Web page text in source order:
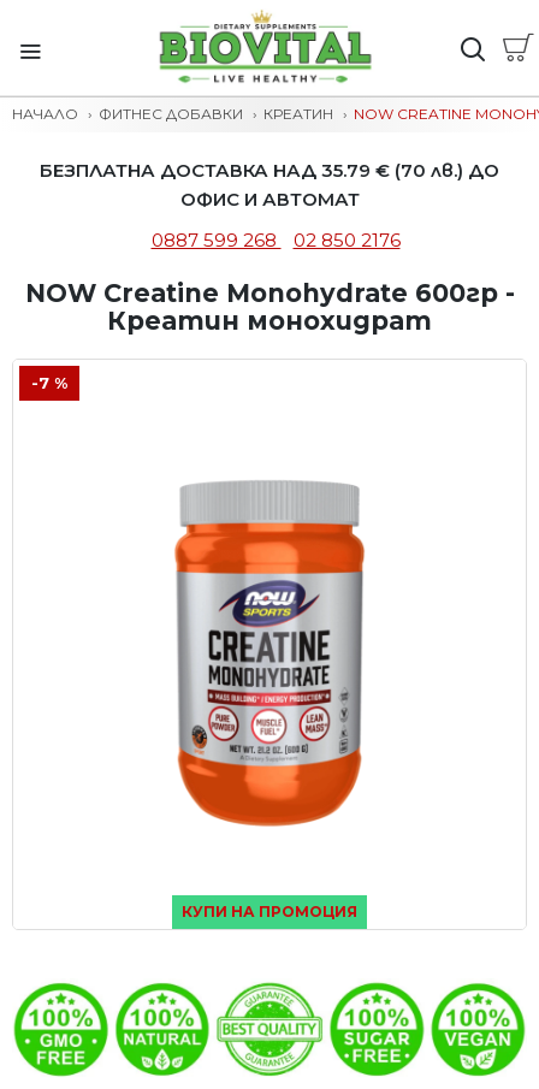
НАЧАЛО ФИТНЕС ДОБАВКИ КРЕАТИН NOW CREATINE
БЕЗПЛАТНА ДОСТАВКА НАД 35.79 € (70 лв.) ДО
ОФИС И АВТОМАТ
0887 599 268
02 850 2176
NOW Creatine Monohydrate 600гр -
Креатин монохидрат
КУПИ НА ПРОМОЦИЯ
-7 %